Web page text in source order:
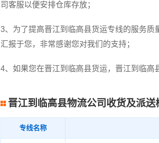
司客服以便安排仓库存放；
3、为了提高晋江到临高县货运专线的服务
汇报于您，非常感谢您对我们的支持；
4、如果您在晋江到临高县货运，晋江到临高
晋江到临高县物流公司收货及派送
专线名称